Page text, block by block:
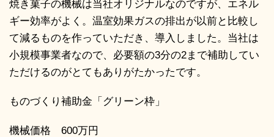
焼き菓子の機械は当社オリジナルなのですが、エネル
ギー効率がよく。温室効果ガスの排出が以前と比較し
て減るものを作っていただき、導入しました。当社は
小規模事業者なので、必要額の3分の2まで補助してい
ただけるのがとてもありがたかったです。
ものづくり補助金「グリーン枠」
機械価格 600万円